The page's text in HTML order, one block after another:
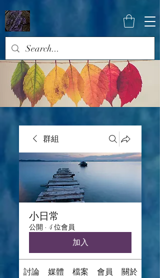
群組
小日常
公開 · 4 位會員
加入
討論 媒體 檔案 會員 關於